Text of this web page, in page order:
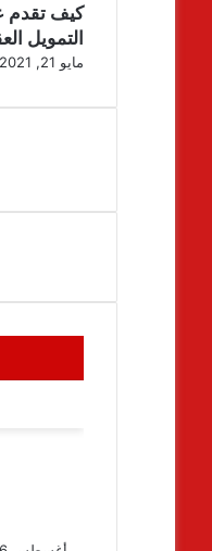
كيف تقدم
التمويل
مايو 21, 2021